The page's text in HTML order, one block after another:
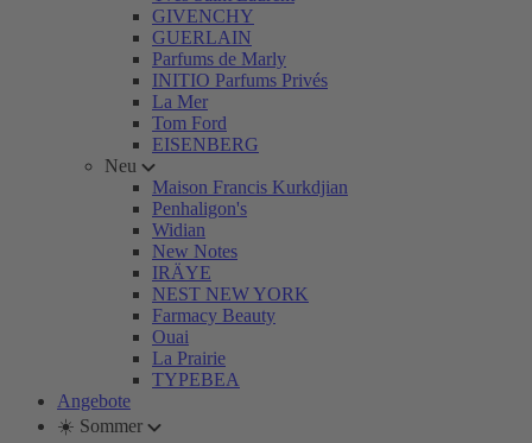
GIVENCHY
GUERLAIN
Parfums de Marly
INITIO Parfums Privés
La Mer
Tom Ford
EISENBERG
Neu
Maison Francis Kurkdjian
Penhaligon's
Widian
New Notes
IRÄYE
NEST NEW YORK
Farmacy Beauty
Ouai
La Prairie
TYPEBEA
Angebote
☀️ Sommer